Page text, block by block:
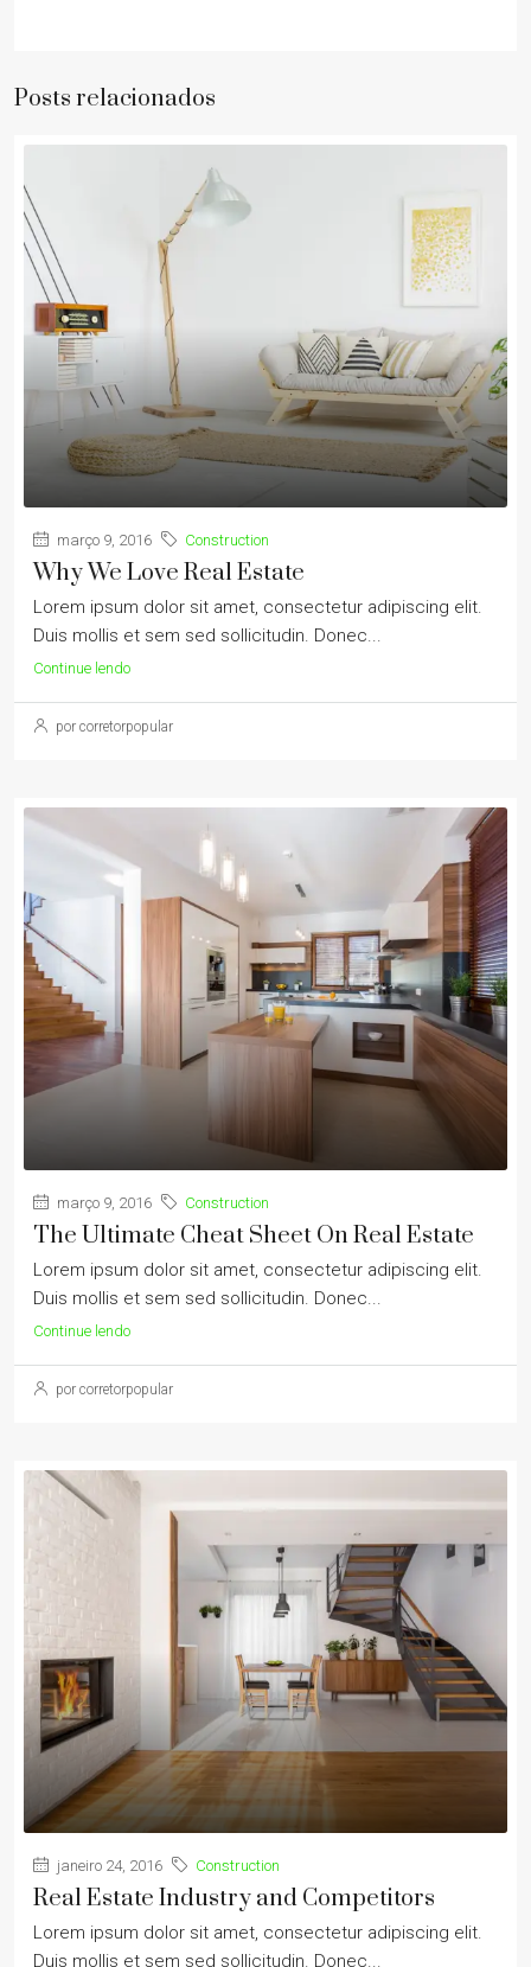
Posts relacionados
março 9, 2016 Construction
Why We Love Real Estate
Lorem ipsum dolor sit amet, consectetur adipiscing elit.
Duis mollis et sem sed sollicitudin. Donec...
Continue lendo
por corretorpopular
março 9, 2016 Construction
The Ultimate Cheat Sheet On Real Estate
Lorem ipsum dolor sit amet, consectetur adipiscing elit.
Duis mollis et sem sed sollicitudin. Donec...
Continue lendo
por corretorpopular
janeiro 24, 2016 Construction
Real Estate Industry and Competitors
Lorem ipsum dolor sit amet, consectetur adipiscing elit.
Duis mollis et sem sed sollicitudin. Donec...